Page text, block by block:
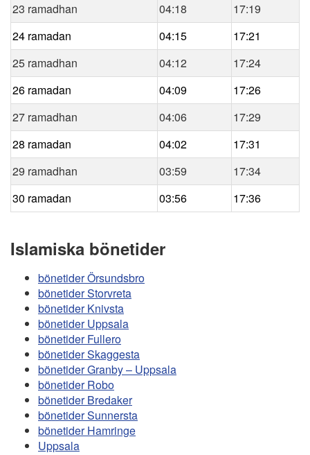
23 ramadhan
04:18
17:19
24 ramadan
04:15
17:21
25 ramadhan
04:12
17:24
26 ramadan
04:09
17:26
27 ramadhan
04:06
17:29
28 ramadan
04:02
17:31
29 ramadhan
03:59
17:34
30 ramadan
03:56 17:36
Islamiska bönetider
bönetider Örsundsbro
bönetider Storvreta
bönetider Knivsta
bönetider Uppsala
bönetider Fullero
bönetider Skaggesta
bönetider Granby – Uppsala
bönetider Robo
bönetider Bredaker
bönetider Sunnersta
bönetider Hamringe
Uppsala